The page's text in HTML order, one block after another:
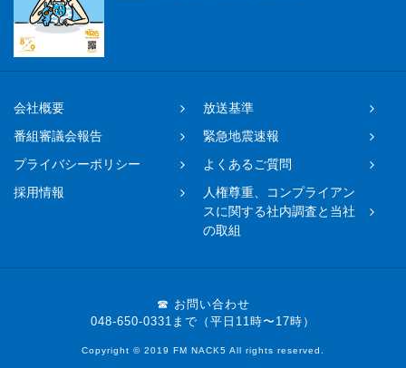
会社概要
放送基準
番組審議会報告
緊急地震速報
プライバシーポリシー
よくあるご質問
採用情報
人権尊重、コンプライアン
スに関する社内調査と当社
の取組
☎ お問い合わせ
048-650-0331まで（平日11時〜17時）
Copyright © 2019 FM NACK5 All rights reserved.